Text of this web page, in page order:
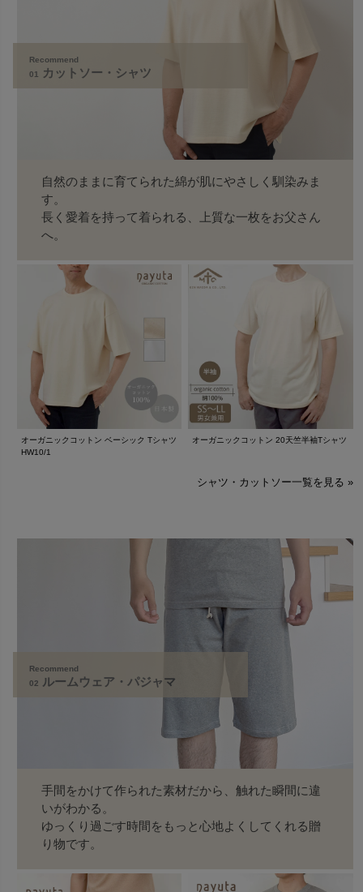
Recommend
01
カットソー・シャツ
自然のままに育てられた綿が肌にやさしく馴染みま
す。
長く愛着を持って着られる、上質な一枚をお父さん
へ。
オーガニックコットン ベーシック Tシャツ
HW10/1
オーガニックコットン 20天竺半袖Tシャツ
シャツ・カットソー一覧を見る »
Recommend
02
ルームウェア・パジャマ
手間をかけて作られた素材だから、触れた瞬間に違
いがわかる。
ゆっくり過ごす時間をもっと心地よくしてくれる贈
り物です。